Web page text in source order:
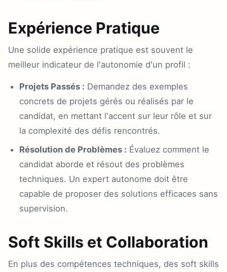
Expérience Pratique
Une solide expérience pratique est souvent le
meilleur indicateur de l'autonomie d'un profil :
Projets Passés : Demandez des exemples
concrets de projets gérés ou réalisés par le
candidat, en mettant l'accent sur leur rôle et sur
la complexité des défis rencontrés.
Résolution de Problèmes : Évaluez comment le
candidat aborde et résout des problèmes
techniques. Un expert autonome doit être
capable de proposer des solutions efficaces sans
supervision.
Soft Skills et Collaboration
En plus des compétences techniques, des soft skills